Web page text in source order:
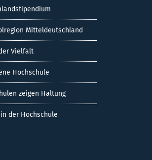
Mitteldeutschland
Vielfalt
Hochschule
zeigen Haltung
der Hochschule